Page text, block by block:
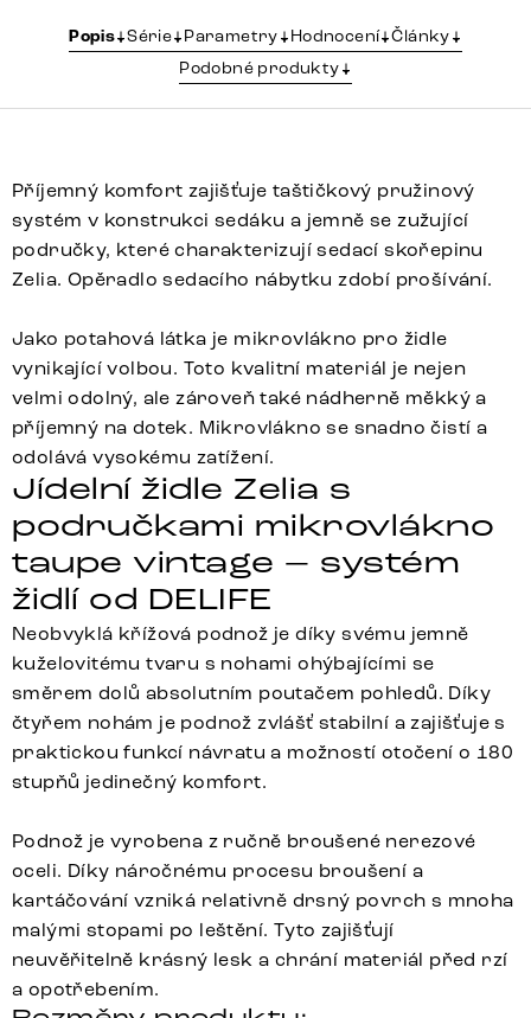
Popis Série Parametry Hodnocení Články
Podobné produkty
Příjemný komfort zajišťuje taštičkový pružinový
systém v konstrukci sedáku a jemně se zužující
područky, které charakterizují sedací skořepinu
Zelia. Opěradlo sedacího nábytku zdobí prošívání.
Jako potahová látka je mikrovlákno pro židle
vynikající volbou. Toto kvalitní materiál je nejen
velmi odolný, ale zároveň také nádherně měkký a
příjemný na dotek. Mikrovlákno se snadno čistí a
odolává vysokému zatížení.
Jídelní židle Zelia s
područkami mikrovlákno
taupe vintage – systém
židlí od DELIFE
Neobvyklá křížová podnož je díky svému jemně
kuželovitému tvaru s nohami ohýbajícími se
směrem dolů absolutním poutačem pohledů. Díky
čtyřem nohám je podnož zvlášť stabilní a zajišťuje s
praktickou funkcí návratu a možností otočení o 180
stupňů jedinečný komfort.
Podnož je vyrobena z ručně broušené nerezové
oceli. Díky náročnému procesu broušení a
kartáčování vzniká relativně drsný povrch s mnoha
malými stopami po leštění. Tyto zajišťují
neuvěřitelně krásný lesk a chrání materiál před rzí
a opotřebením.